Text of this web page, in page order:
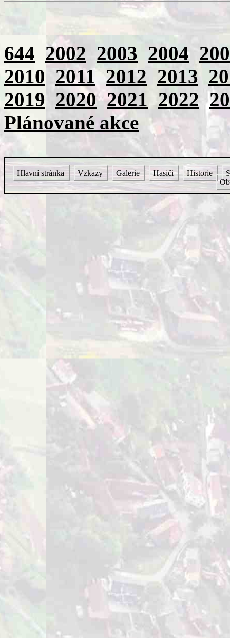
644 2002 2003 2004
2010 2011 2012 2013
2019 2020 2021 2022
Plánované akce
Hlavní stránka Vzkazy Galerie Hasiči Historie